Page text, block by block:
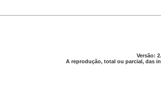
Versão:
A reprodução, total ou parcial, das